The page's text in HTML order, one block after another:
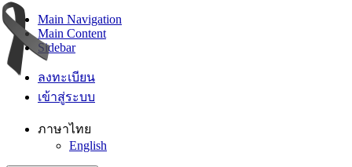
Main Navigation
Main Content
Sidebar
ลงทะเบียน
เข้าสู่ระบบ
ภาษาไทย
English